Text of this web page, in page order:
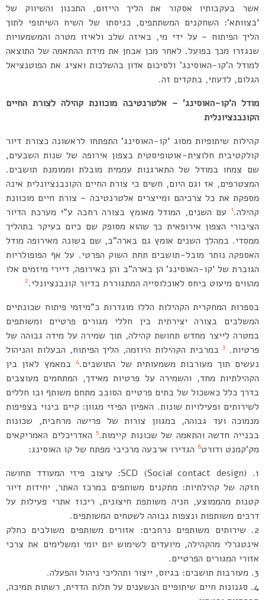
אשר בעקבותיו אסקור את הליך הייזום, התכנון והשיווק של
‘בצוותא’: השחקנים המשתתפים, כניסתו של השיח השיתופי לתוך
הליך הפיתוח – על ידי מי, באיזה שלב ולאיזו מטרה והמשמעויות
שנגזרו מכך בפועל. לאחר מכן אבחן את מידת ההתאמה של התוצאה
למודל ה’קו-האוסינג’ ולסיכום אדון בהשלכות ואציג את הפוטנציאל
הגלום, לדעתי, בתקדים זה.
מודל ה’קו-האוסינג’ – אלטרנטיבה מוכוונת קהילה לצורת החיים
הקונבנציונלית
קהילות שיתופיות מסוג ‘קו-האוסינג’ התפתחו לראשונה כצורת דיור
קולקטיבית חלוצית-אוטופיסטית בצפון אירופה של שנות השבעים,
שם צמחו במודל של התארגנות עממית מובלת וממומנת תושבים.
המצטרפים, אז וגם היום, חשים כי צורת החיים הקונבנציונלית אינה
מספקת את כל צרכיהם ומייצרים אלטרנטיבה – צורת חיים מוכוונת
קהילה.1 עם השנים, המודל מאומץ בצורה רחבה ע”י מערכת הדיור
הציבורי הצפון אירופאית כך שהוא מסופק שם כיום בעיקר בתהליך
ממסדי. במהלך השנים אומץ גם בארה”ב, שם בשונה מאירופה מודל
האספקה נותר מובל-תושבים תחת השוק הפרטי. על אף הפופולריות
הגוברת של ‘קו-האוסינג’ הן בארה”ב והן באירופה, דיירי מיזמים אלו
מהווים מיעוט ביחס לאוכלוסייה המתגוררת בדיור קונבנציונלי.2
בספרות המחקרית הקהילות הללו מוגדרות כ”מיזמי פיתוח שכונתיים
המשלבים בצורה יצירתית בין חללי מגורים פרטיים ומשותפים
במטרה לייצר מחדש תחושת קהילה, תוך שמירה על מידה גבוהה של
פרטיות. 3במרבית הקהילות היוזמה, הליך הפיתוח, הבעלות והניהול
נעשים תוך מעורבות משמעותית של התושבים.4במאמץ לאזן בין
הקהילתיות מחד, והשמירה על פרטיות מאידך, המתחמים מעוצבים
בדרך כלל כאשכול של בתים פרטיים הסובב מתחם משותף ובו חללים
לשירותים ופעילויות שונות. האפיון הפיזי מגוון: קיים בינוי בצפיפות
מנמוכה ועד גבוהה, במגוון צורות של פרישה מרחבית, שכונות
בבנייה חדשה והתאמה של שכונות קיימות.5האדריכלים האמריקאים
מק’קמנט ודורט6 הגדירו ארבעה מרכיבי מפתח של קו האוסינג:
SCD (Social contact design): עיצוב פיזי המעודד תחושה
חזקה של קהילתיות: מתקנים משותפים במרכז האתר, יחידות דיור
קטנות מהממוצע, חניה משותפת חיצונית, ריכוז אתרי פעילות על
דרכים משותפות ונצפות גבוהה לשטחים המשותפים.
שירותים משותפים נרחבים: אזורים משותפים משולבים כחלק
אינטגרלי מהקהילה, מיועדים לשימוש יום יומי ומשלימים את צרכי
אזורי המגורים הפרטיים.
מעורבות תושבים: בגיוס, ייצור ותהליכי ניהול והפעלה.
סגנונות חיים שיתופיים הנשענים על תלות הדדית, רשתות תמיכה,